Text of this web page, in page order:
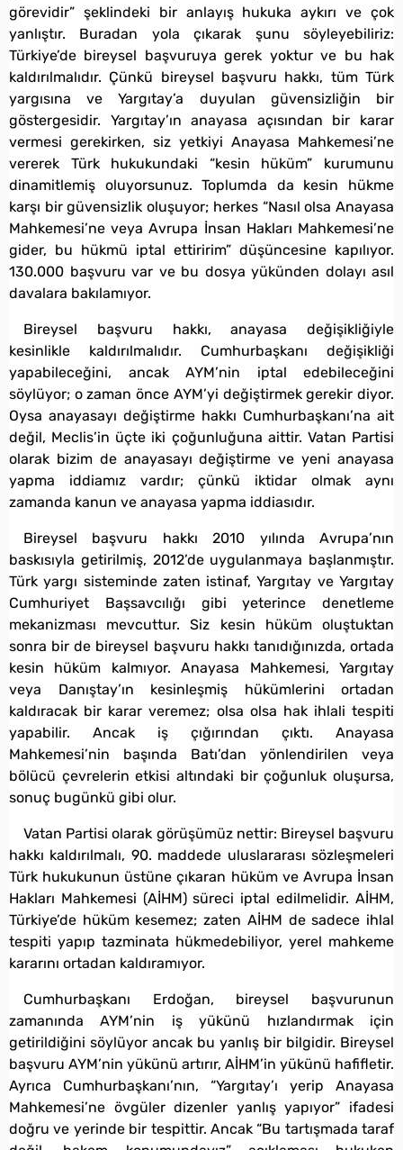
görevidir” şeklindeki bir anlayış hukuka aykırı ve çok
yanlıştır. Buradan yola çıkarak şunu söyleyebiliriz:
Türkiye’de bireysel başvuruya gerek yoktur ve bu hak
kaldırılmalıdır. Çünkü bireysel başvuru hakkı, tüm Türk
yargısına ve Yargıtay’a duyulan güvensizliğin bir
göstergesidir. Yargıtay’ın anayasa açısından bir karar
vermesi gerekirken, siz yetkiyi Anayasa Mahkemesi’ne
vererek Türk hukukundaki “kesin hüküm” kurumunu
dinamitlemiş oluyorsunuz. Toplumda da kesin hükme
karşı bir güvensizlik oluşuyor; herkes “Nasıl olsa Anayasa
Mahkemesi’ne veya Avrupa İnsan Hakları Mahkemesi’ne
gider, bu hükmü iptal ettiririm” düşüncesine kapılıyor.
130.000 başvuru var ve bu dosya yükünden dolayı asıl
davalara bakılamıyor.
Bireysel başvuru hakkı, anayasa değişikliğiyle
kesinlikle kaldırılmalıdır. Cumhurbaşkanı değişikliği
yapabileceğini, ancak AYM’nin iptal edebileceğini
söylüyor; o zaman önce AYM’yi değiştirmek gerekir diyor.
Oysa anayasayı değiştirme hakkı Cumhurbaşkanı’na ait
değil, Meclis’in üçte iki çoğunluğuna aittir. Vatan Partisi
olarak bizim de anayasayı değiştirme ve yeni anayasa
yapma iddiamız vardır; çünkü iktidar olmak aynı
zamanda kanun ve anayasa yapma iddiasıdır.
Bireysel başvuru hakkı 2010 yılında Avrupa’nın
baskısıyla getirilmiş, 2012’de uygulanmaya başlanmıştır.
Türk yargı sisteminde zaten istinaf, Yargıtay ve Yargıtay
Cumhuriyet Başsavcılığı gibi yeterince denetleme
mekanizması mevcuttur. Siz kesin hüküm oluştuktan
sonra bir de bireysel başvuru hakkı tanıdığınızda, ortada
kesin hüküm kalmıyor. Anayasa Mahkemesi, Yargıtay
veya Danıştay’ın kesinleşmiş hükümlerini ortadan
kaldıracak bir karar veremez; olsa olsa hak ihlali tespiti
yapabilir. Ancak iş çığırından çıktı. Anayasa
Mahkemesi’nin başında Batı’dan yönlendirilen veya
bölücü çevrelerin etkisi altındaki bir çoğunluk oluşursa,
sonuç bugünkü gibi olur.
Vatan Partisi olarak görüşümüz nettir: Bireysel başvuru
hakkı kaldırılmalı, 90. maddede uluslararası sözleşmeleri
Türk hukukunun üstüne çıkaran hüküm ve Avrupa İnsan
Hakları Mahkemesi (AİHM) süreci iptal edilmelidir. AİHM,
Türkiye’de hüküm kesemez; zaten AİHM de sadece ihlal
tespiti yapıp tazminata hükmedebiliyor, yerel mahkeme
kararını ortadan kaldıramıyor.
Cumhurbaşkanı Erdoğan, bireysel başvurunun
zamanında AYM’nin iş yükünü hızlandırmak için
getirildiğini söylüyor ancak bu yanlış bir bilgidir. Bireysel
başvuru AYM’nin yükünü artırır, AİHM’in yükünü hafifletir.
Ayrıca Cumhurbaşkanı’nın, “Yargıtay’ı yerip Anayasa
Mahkemesi’ne övgüler dizenler yanlış yapıyor” ifadesi
doğru ve yerinde bir tespittir. Ancak “Bu tartışmada taraf